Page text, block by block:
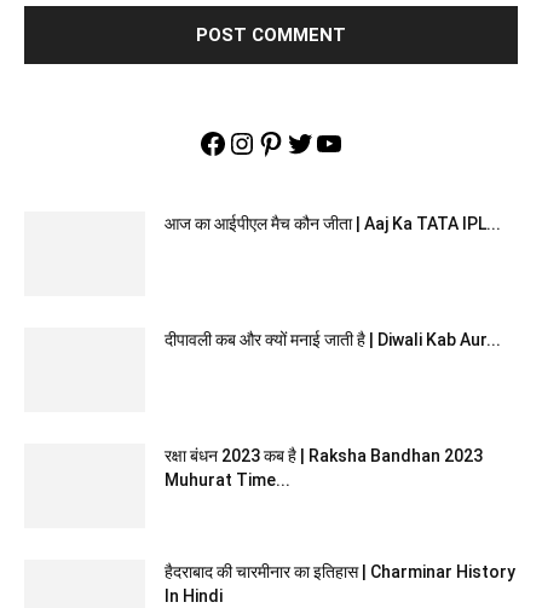
Facebook
Instagram
Pinterest
Twitter
YouTube
आज का आईपीएल मैच कौन जीता | Aaj Ka TATA IPL...
दीपावली कब और क्यों मनाई जाती है | Diwali Kab Aur...
रक्षा बंधन 2023 कब है | Raksha Bandhan 2023
Muhurat Time...
हैदराबाद की चारमीनार का इतिहास | Charminar History
In Hindi